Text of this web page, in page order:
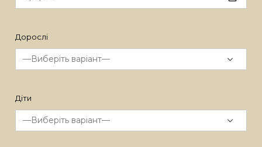
Дорослі
Діти